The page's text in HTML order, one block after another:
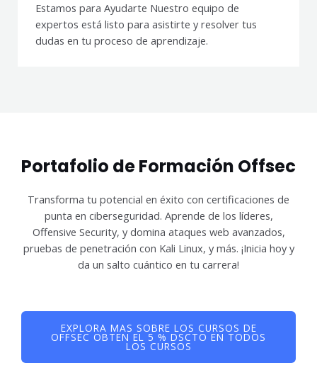
Estamos para Ayudarte Nuestro equipo de
expertos está listo para asistirte y resolver tus
dudas en tu proceso de aprendizaje.
Portafolio de Formación Offsec
Transforma tu potencial en éxito con certificaciones de
punta en ciberseguridad. Aprende de los líderes,
Offensive Security, y domina ataques web avanzados,
pruebas de penetración con Kali Linux, y más. ¡Inicia hoy y
da un salto cuántico en tu carrera!
EXPLORA MAS SOBRE LOS CURSOS DE
OFFSEC OBTEN EL 5 % DSCTO EN TODOS
LOS CURSOS